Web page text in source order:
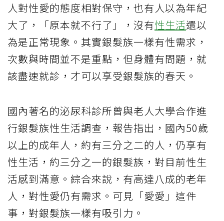
人對性愛的態度相對保守，也有人以為年紀
大了，「原本就不行了」，沒有性生活還以
為是正常現象。其實銀髮族一樣有性需求，
次數與時間並不是重點，但身體有問題，就
該盡速就診，才可以享受銀髮族的春天。
國內著名的泌尿科診所曾與老人大學合作進
行銀髮族性生活調查，報告指出，國內50歲
以上的成年人，約有三分之二的人，仍享有
性生活，約三分之一的銀髮族，對目前性生
活感到滿意。綜合來說，有高達八成的老年
人，對性愛仍有需求。可見「愛愛」這件
事，對銀髮族一樣有吸引力。